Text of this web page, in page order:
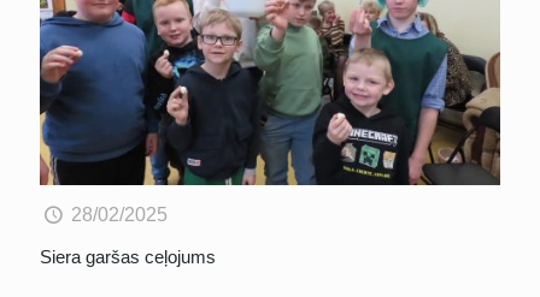
28/02/2025
Siera garšas ceļojums